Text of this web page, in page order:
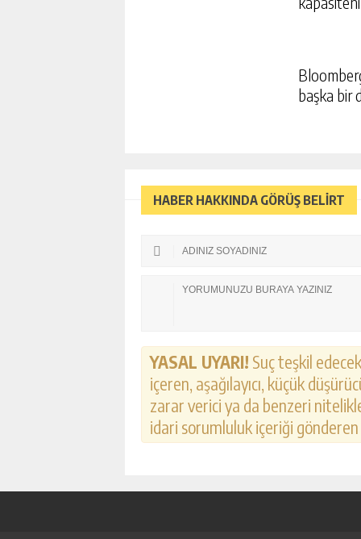
başka bir
HABER HAKKINDA GÖRÜŞ BELİRT
YASAL UYARI! Suç teşkil
içeren, aşağılayıcı, küçük
zarar verici ya da benzeri
idari sorumluluk içeriği